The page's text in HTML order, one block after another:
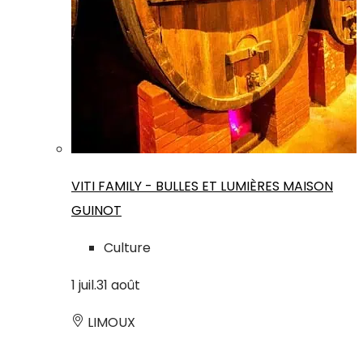
VITI FAMILY - BULLES ET LUMIÈRES MAISON
GUINOT
Culture
1 juil.31 août
LIMOUX